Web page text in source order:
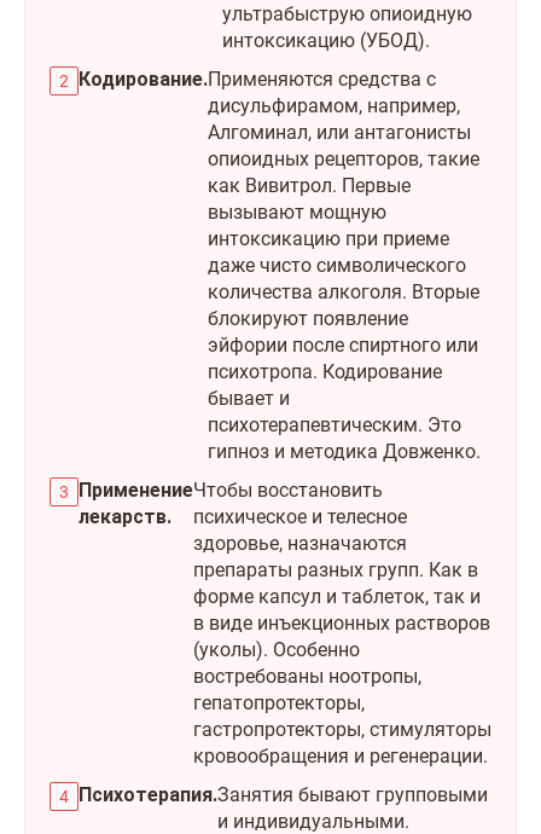
ультрабыструю опиоидную
интоксикацию (УБОД).
Кодирование.Применяются средства с
дисульфирамом, например,
Алгоминал, или антагонисты
опиоидных рецепторов, такие
как Вивитрол. Первые
вызывают мощную
интоксикацию при приеме
даже чисто символического
количества алкоголя. Вторые
блокируют появление
эйфории после спиртного или
психотропа. Кодирование
бывает и
психотерапевтическим. Это
гипноз и методика Довженко.
Применение
лекарств.
Чтобы восстановить
психическое и телесное
здоровье, назначаются
препараты разных групп. Как в
форме капсул и таблеток, так и
в виде инъекционных растворов
(уколы). Особенно
востребованы ноотропы,
гепатопротекторы,
гастропротекторы, стимуляторы
кровообращения и регенерации.
Психотерапия.Занятия бывают групповыми
и индивидуальными.